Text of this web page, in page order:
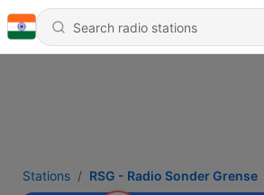
Stations RSG - Radio Sonder Grense